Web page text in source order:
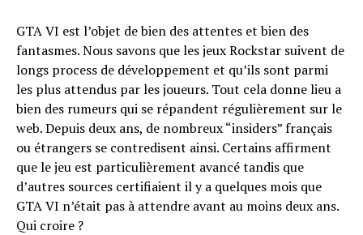
GTA VI est l’objet de bien des attentes et bien des
fantasmes. Nous savons que les jeux Rockstar suivent de
longs process de développement et qu’ils sont parmi
les plus attendus par les joueurs. Tout cela donne lieu a
bien des rumeurs qui se répandent régulièrement sur le
web. Depuis deux ans, de nombreux “insiders” français
ou étrangers se contredisent ainsi. Certains affirment
que le jeu est particulièrement avancé tandis que
d’autres sources certifiaient il y a quelques mois que
GTA VI n’était pas à attendre avant au moins deux ans.
Qui croire ?
Email